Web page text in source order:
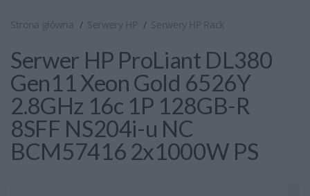
Strona główna Serwery HP Serwery HP Rack
Serwer HP ProLiant DL380
Gen11 Xeon Gold 6526Y
2.8GHz 16c 1P 128GB-R
8SFF NS204i-u NC
BCM57416 2x1000W PS